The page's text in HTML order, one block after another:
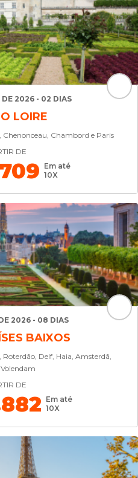
2026 - 02 DIAS
LOIRE
Chenonceau, Chambord e Paris
DE
Em até
10X
2026 - 08 DIAS
BAIXOS
Delf, Haia, Amsterdã,
DE
Em até
10X